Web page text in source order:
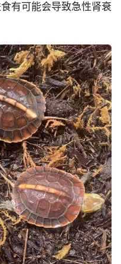
有可能会导致急性肾衰